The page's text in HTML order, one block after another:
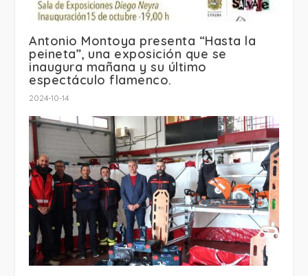
Antonio Montoya presenta “Hasta la
peineta”, una exposición que se
inaugura mañana y su último
espectáculo flamenco.
2024-10-14